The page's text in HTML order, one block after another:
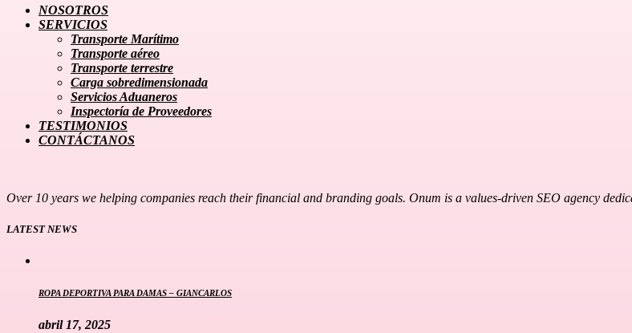
NOSOTROS
SERVICIOS
Transporte Marítimo
Transporte aéreo
Transporte terrestre
Carga sobredimensionada
Servicios Aduaneros
Inspectoría de Proveedores
TESTIMONIOS
CONTÁCTANOS
Over 10 years we helping companies reach their financial and branding goals. Onum is a values-driven SEO agency
LATEST NEWS
ROPA DEPORTIVA PARA DAMAS – GIANCARLOS
abril 17, 2025